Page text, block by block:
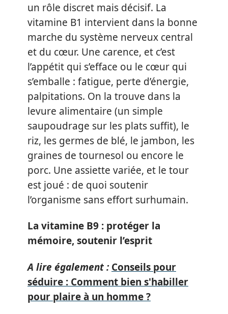
un rôle discret mais décisif. La
vitamine B1 intervient dans la bonne
marche du système nerveux central
et du cœur. Une carence, et c’est
l’appétit qui s’efface ou le cœur qui
s’emballe : fatigue, perte d’énergie,
palpitations. On la trouve dans la
levure alimentaire (un simple
saupoudrage sur les plats suffit), le
riz, les germes de blé, le jambon, les
graines de tournesol ou encore le
porc. Une assiette variée, et le tour
est joué : de quoi soutenir
l’organisme sans effort surhumain.
La vitamine B9 : protéger la
mémoire, soutenir l’esprit
A lire également : Conseils pour
séduire : Comment bien s'habiller
pour plaire à un homme ?